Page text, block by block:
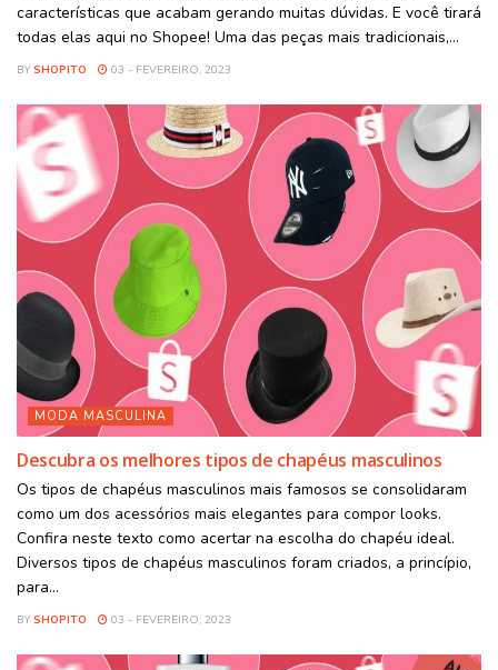
características que acabam gerando muitas dúvidas. E você tirará
todas elas aqui no Shopee! Uma das peças mais tradicionais,...
BY SHOPITO 03 - FEVEREIRO, 2023
MODA MASCULINA
Descubra os melhores tipos de chapéus masculinos
Os tipos de chapéus masculinos mais famosos se consolidaram
como um dos acessórios mais elegantes para compor looks.
Confira neste texto como acertar na escolha do chapéu ideal.
Diversos tipos de chapéus masculinos foram criados, a princípio,
para...
BY SHOPITO 03 - FEVEREIRO, 2023